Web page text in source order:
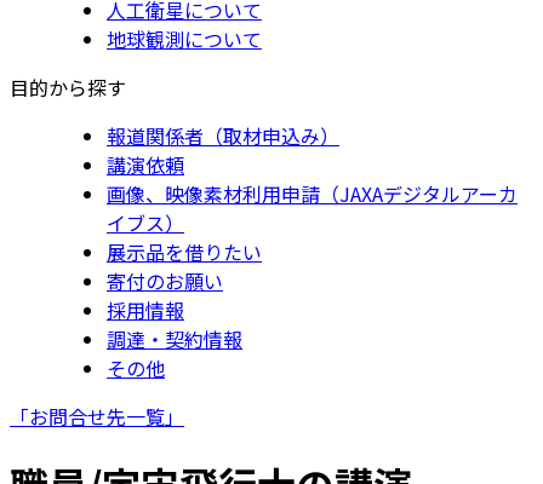
人工衛星について
地球観測について
目的から探す
報道関係者（取材申込み）
講演依頼
画像、映像素材利用申請（JAXAデジタルアーカ
イブス）
展示品を借りたい
寄付のお願い
採用情報
調達・契約情報
その他
「お問合せ先一覧」